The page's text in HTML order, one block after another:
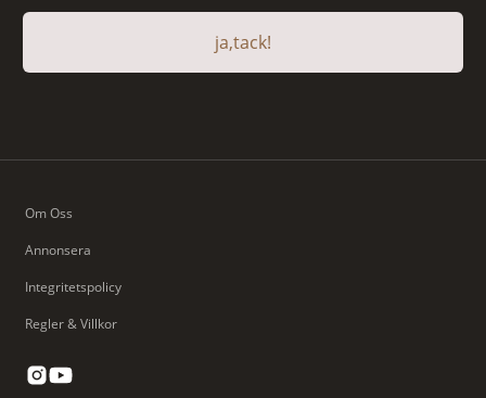
ja,tack!
Om Oss
Annonsera
Integritetspolicy
Regler & Villkor